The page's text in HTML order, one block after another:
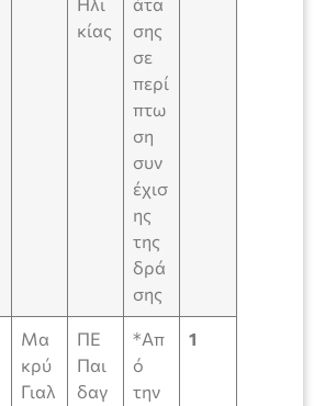
Ηλι
κίας
άτα
σης
σε
περί
πτω
ση
συν
έχισ
ης
της
δρά
σης
Μα
κρύ
Γιαλ
ΠΕ
Παι
δαγ
*Απ
ό
την
1